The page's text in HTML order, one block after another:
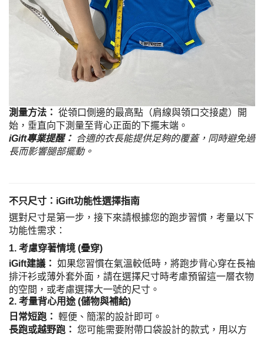
測量方法： 從領口側邊的最高點（肩線與領口交接處）開
始，垂直向下測量至背心正面的下擺末端。
iGift專業提醒： 合適的衣長能提供足夠的覆蓋，同時避免過
長而影響腿部擺動。
不只尺寸：iGift功能性選擇指南
選對尺寸是第一步，接下來請根據您的跑步習慣，考量以下
功能性需求：
1. 考慮穿著情境 (疊穿)
iGift建議： 如果您習慣在氣溫較低時，將跑步背心穿在長袖
排汗衫或薄外套外面，請在選擇尺寸時考慮預留這一層衣物
的空間，或考慮選擇大一號的尺寸。
2. 考量背心用途 (儲物與補給)
日常短跑： 輕便、簡潔的設計即可。
長跑或越野跑： 您可能需要附帶口袋設計的款式，用以方